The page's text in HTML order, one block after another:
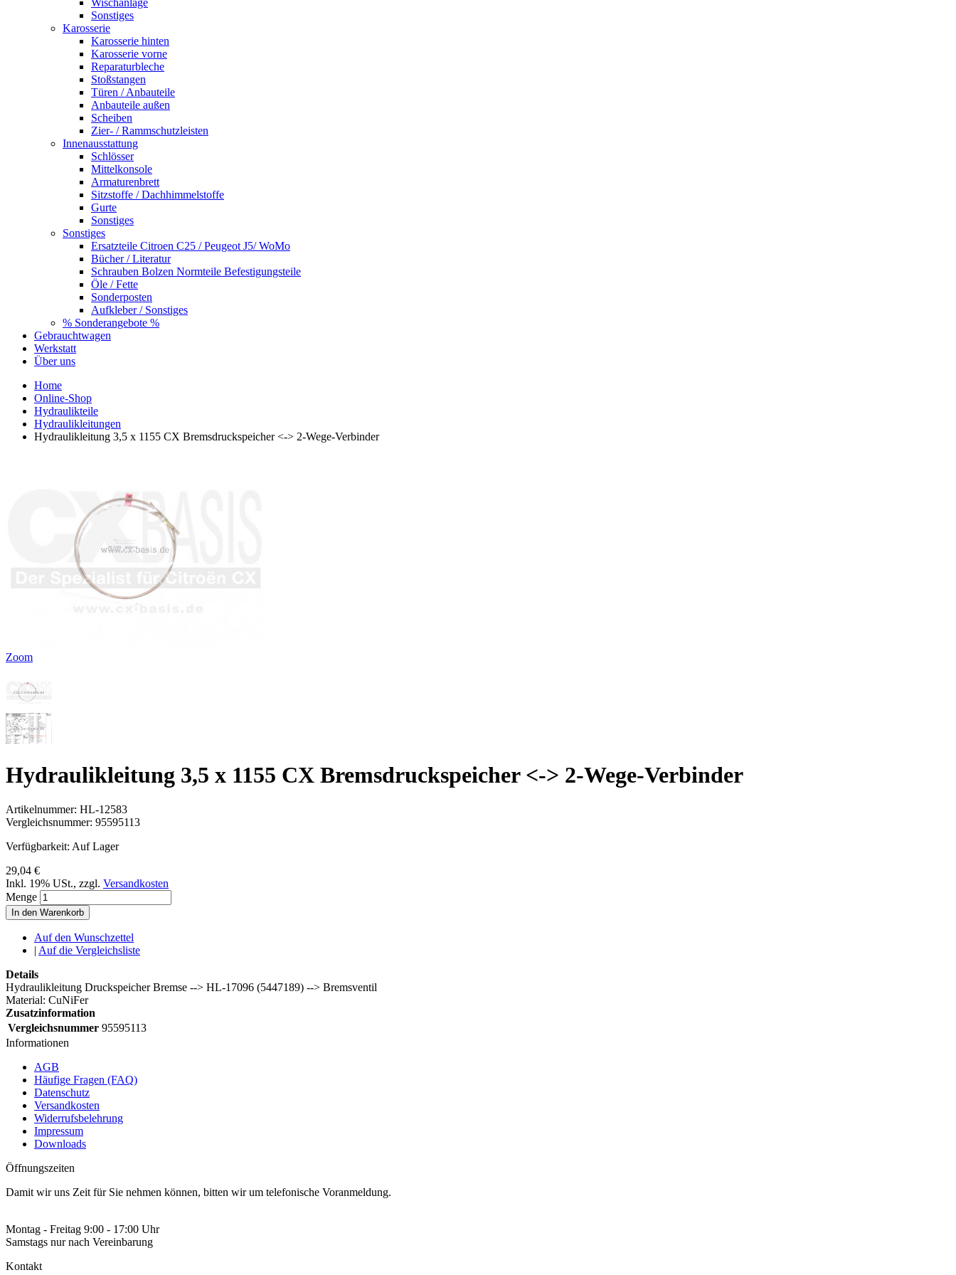
Sonstiges
Karosserie
Karosserie hinten
Karosserie vorne
Reparaturbleche
Stoßstangen
Türen / Anbauteile
Anbauteile außen
Scheiben
Zier- / Rammschutzleisten
Innenausstattung
Schlösser
Mittelkonsole
Armaturenbrett
Sitzstoffe / Dachhimmelstoffe
Gurte
Sonstiges
Sonstiges
Ersatzteile Citroen C25 / Peugeot J5/ WoMo
Bücher / Literatur
Schrauben Bolzen Normteile Befestigungsteile
Öle / Fette
Sonderposten
Aufkleber / Sonstiges
% Sonderangebote %
Gebrauchtwagen
Werkstatt
Über uns
Home
Online-Shop
Hydraulikteile
Hydraulikleitungen
Hydraulikleitung 3,5 x 1155 CX Bremsdruckspeicher <-> 2-Wege-Verbinder
Zoom
Hydraulikleitung 3,5 x 1155 CX Bremsdruckspeicher <-> 2-Wege-Verbinder
Artikelnummer: HL-12583
Vergleichsnummer: 95595113
Verfügbarkeit: Auf Lager
29,04 €
Inkl. 19% USt., zzgl. Versandkosten
Menge
In den Warenkorb
Auf den Wunschzettel
| Auf die Vergleichsliste
Details
Hydraulikleitung Druckspeicher Bremse --> HL-17096 (5447189) --> Bremsventil
Material: CuNiFer
Zusatzinformation
Vergleichsnummer 95595113
Informationen
AGB
Häufige Fragen (FAQ)
Datenschutz
Versandkosten
Widerrufsbelehrung
Impressum
Downloads
Öffnungszeiten
Damit wir uns Zeit für Sie nehmen können, bitten wir um telefonische Voranmeldung.
Montag - Freitag 9:00 - 17:00 Uhr
Samstags nur nach Vereinbarung
Kontakt